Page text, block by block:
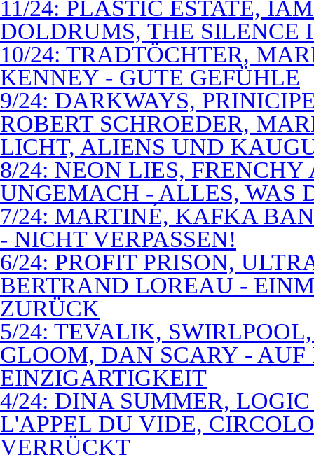
11/24: PLASTIC ESTATE,
DOLDRUMS, THE SILENCE
10/24: TRADTÖCHTER,
KENNEY - GUTE GEFÜHLE
9/24: DARKWAYS,
ROBERT SCHROEDER,
LICHT, ALIENS UND
8/24: NEON LIES,
UNGEMACH - ALLES, WAS
7/24: MARTINÉ, KAFKA
- NICHT VERPASSEN!
6/24: PROFIT PRISON,
BERTRAND LOREAU -
ZURÜCK
5/24: TEVALIK,
GLOOM, DAN SCARY -
EINZIGARTIGKEIT
4/24: DINA SUMMER,
L'APPEL DU VIDE,
VERRÜCKT